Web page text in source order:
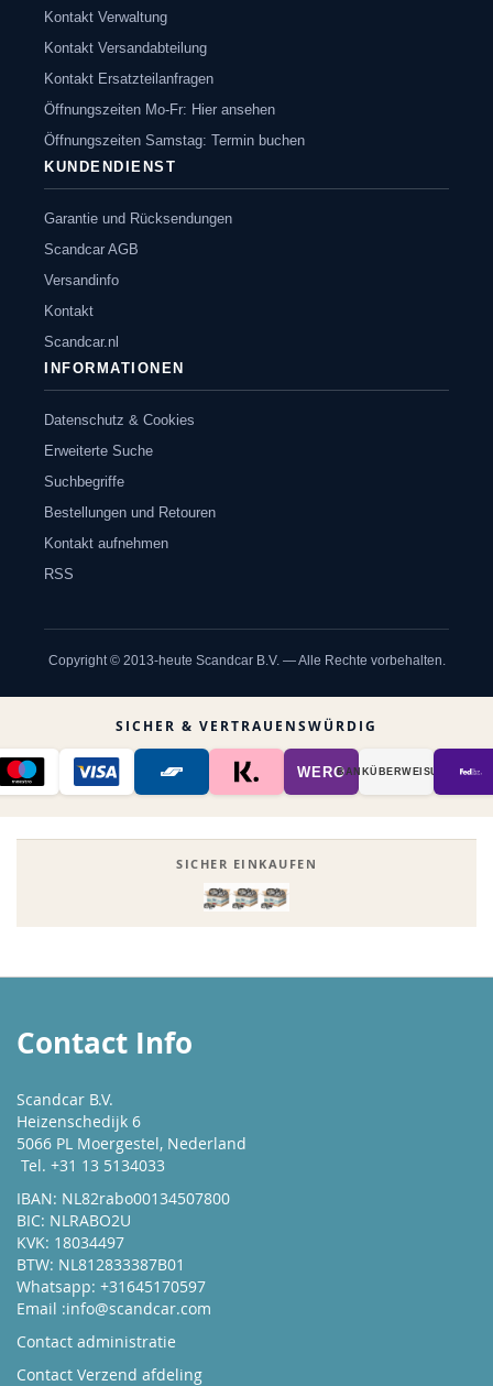
Kontakt Verwaltung
Kontakt Versandabteilung
Kontakt Ersatzteilanfragen
Öffnungszeiten Mo-Fr: Hier ansehen
Öffnungszeiten Samstag: Termin buchen
KUNDENDIENST
Garantie und Rücksendungen
Scandcar AGB
Versandinfo
Kontakt
Scandcar.nl
INFORMATIONEN
Datenschutz & Cookies
Erweiterte Suche
Suchbegriffe
Bestellungen und Retouren
Kontakt aufnehmen
RSS
Copyright © 2013-heute Scandcar B.V. — Alle Rechte vorbehalten.
SICHER & VERTRAUENSWÜRDIG
WEROBANK­ÜBER­WEISUNG
SICHER EINKAUFEN
Contact Info
Scandcar B.V.
Heizenschedijk 6
5066 PL Moergestel, Nederland
Tel. +31 13 5134033
IBAN: NL82rabo00134507800
BIC: NLRABO2U
KVK: 18034497
BTW: NL812833387B01
Whatsapp: +31645170597
Email :info@scandcar.com
Contact administratie
Contact Verzend afdeling